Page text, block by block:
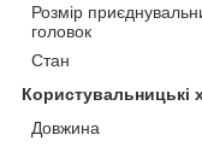
Розмір
головок
Стан
Користувальницькі
Довжина